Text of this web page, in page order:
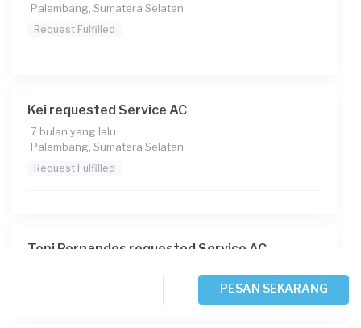
Palembang, Sumatera Selatan
Request Fulfilled
Kei requested Service AC
7 bulan yang lalu
Palembang, Sumatera Selatan
Request Fulfilled
Toni Pernandes requested Service AC
PESAN SEKARANG